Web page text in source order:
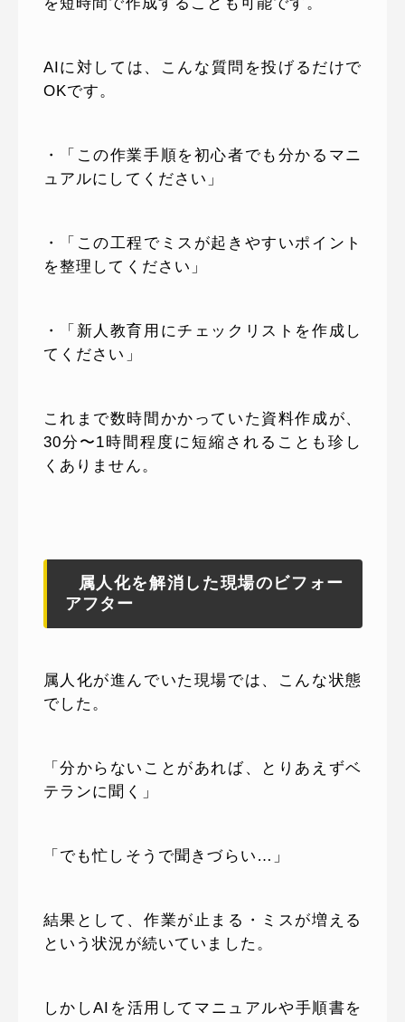
AIに対しては、こんな質問を投げるだけで
OKです。
・「この作業手順を初心者でも分かるマニ
ュアルにしてください」
・「この工程でミスが起きやすいポイント
を整理してください」
・「新人教育用にチェックリストを作成し
てください」
これまで数時間かかっていた資料作成が、
30分〜1時間程度に短縮されることも珍し
くありません。
属人化を解消した現場のビフォー
アフター
属人化が進んでいた現場では、こんな状態
でした。
「分からないことがあれば、とりあえずベ
テランに聞く」
「でも忙しそうで聞きづらい…」
結果として、作業が止まる・ミスが増える
という状況が続いていました。
しかしAIを活用してマニュアルや手順書を